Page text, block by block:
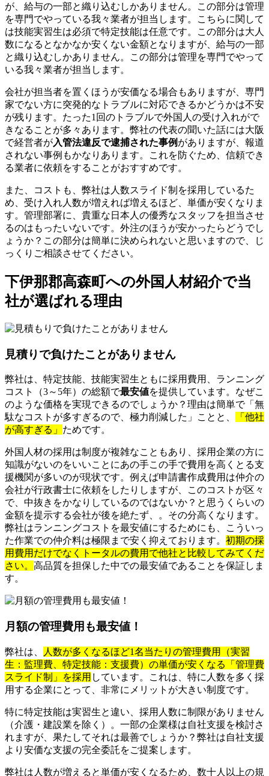
が、給与の一部と織り込むしかありません。この部分は管理
を専門でやっている我々業者が担当します。こちらに関して
は技能実習生は必須で特定技能は任意です。この部分は大人
数になるとなかなか安くない金額となりますが、給与の一部
と織り込むしかありません。この部分は管理を専門でやって
いる我々業者が担当します。
会社が担当者を置くほうが安価なる場合もありますが、専門
家でない方に突発的なトラブルに対応できるかどうかは不安
が残ります。たった1回のトラブルで外国人の受け入れがで
きなることが多々あります。弊社の代表の聞いた話には大阪
で経営者が入管法違反で逮捕された事例 がありますが、報道
されない事例もかなりあります。これを防ぐため、信頼でき
る業者に依頼をすることがおすすめです。
また、コストも、弊社は人数スライド制を採用しているた
め、受け入れ人数が増えれば増えるほど、単価が安くなりま
す。管理部署に、貴重な日本人の優秀なスタッフを担当させ
るのはもったいないです。外注のほうが安かったらどうでし
ょうか？この部分は簡単に決められないと思いますので、じ
っくりご相談させてください。
下伊那郡高森町への外国人材紹介で当
社が選ばれる理由
見積りで負けたことがありません
弊社は、特定技能、技能実習生ともに採用費用、ランニング
コスト（3～5年）の総額で最安値を提供しています。なぜこ
のような価格を実現できるのでしょうか？理由は簡単で「無
駄なコストが多すぎるので、極力削減した」ことと、
「他社
が高すぎる」 ためです。
外国人材の採用は制度が複雑なこともあり、採用企業の方に
知識がないのをいいことにあの手この手で費用を高くとる支
援機関が多いのが現状です。例えば申請書作成費用は仲介の
会社が行政書士に依頼をしたりしますが、このコストが区々
で、中抜きをかなりしているのではないか？と思うくらいの
金額を提示する会社が後を絶たず、。その分高くなります。
弊社はランニングコストを最安値にするためにも、こういっ
た作業での仲介料は極限まで安く抑えております。 初期の採
用費用だけでなくトータルの費用で他社と比較してみてくだ
さい。 高品質を担保した中での最安値であることを保証しま
す。
月額の管理費用も最安値！
弊社は、
人数が多くなるほど1名当たりの管理費用（実習
生：監理費、特定技能：支援費）の単価が安くなる「管理費
スライド制」を採用 しています。これは、特に人数を多く採
用する企業にとって、非常にメリットが大きい制度です。
特に特定技能は実習生と違い、採用人数に制限がありません
（介護・建設業を除く）。一部の企業様は自社支援を検討さ
れますが、果たしてそれは最善でしょうか？弊社は自社支援
より安価な支援の完全委託をご提案します。
弊社は人数が増えると単価が安くなるため、数十人以上の規